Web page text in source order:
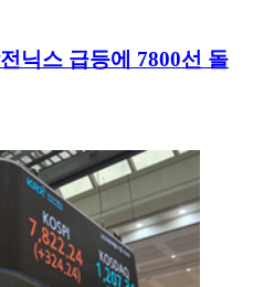
닉스 급등에 7800선 돌